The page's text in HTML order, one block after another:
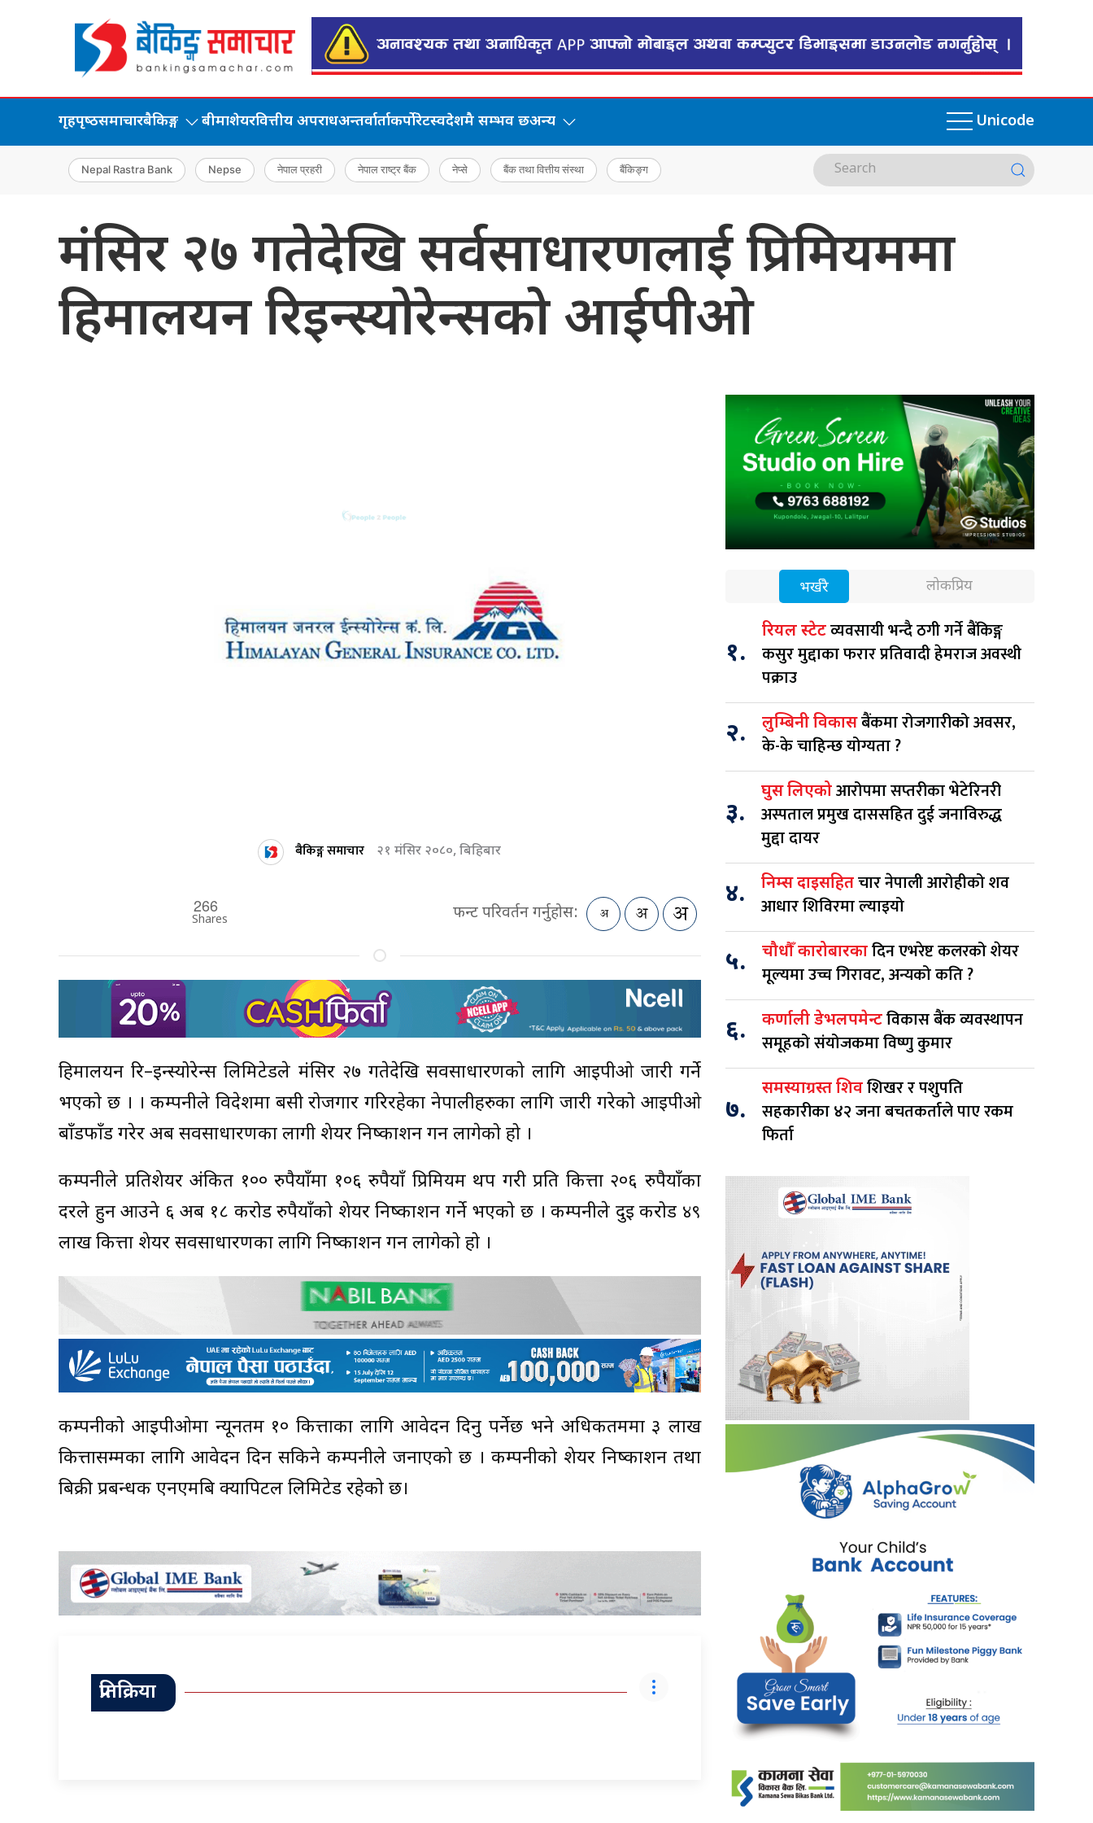
गृहपृष्‍ठसमाचारबैकिङ्ग बीमाशेयरवित्तीय अपराधअन्तर्वार्ताकर्पोरेटस्वदेशमै सम्भव छअन्य Unicode
Nepal Rastra Bank Nepse नेपाल प्रहरी नेपाल राष्ट्र बैंक नेप्से बैंक तथा वित्तीय संस्था बैंकिङ्ग
मंसिर २७ गतेदेखि सर्वसाधारणलाई प्रिमियममा
हिमालयन रिइन्स्योरेन्सको आईपीओ
बैकिङ्ग समाचार २१ मंसिर २०८०, बिहिबार
266
Shares फन्ट परिवर्तन गर्नुहोस:
हिमालयन रि–इन्स्योरेन्स लिमिटेडले मंसिर २७ गतेदेखि सर्वसाधारणको लागि आईपीओ जारी गर्ने
भएको छ । । कम्पनीले विदेशमा बसी रोजगार गरिरहेका नेपालीहरुका लागि जारी गरेको आईपीओ
बाँडफाँड गरेर अब सर्वसाधारणका लागी शेयर निष्काशन गर्न लागेको हो ।
कम्पनीले प्रतिशेयर अंकित १०० रुपैयाँमा १०६ रुपैयाँ प्रिमियम थप गरी प्रति कित्ता २०६ रुपैयाँका
दरले हुन आउने ६ अर्ब १८ करोड रुपैयाँको शेयर निष्काशन गर्ने भएको छ । कम्पनीले दुई करोड ४९
लाख कित्ता शेयर सर्वसाधारणका लागि निष्काशन गर्न लागेको हो ।
कम्पनीको आईपीओमा न्यूनतम १० कित्ताका लागि आवेदन दिनु पर्नेछ भने अधिकतममा ३ लाख
कित्तासम्मका लागि आवेदन दिन सकिने कम्पनीले जनाएको छ । कम्पनीको शेयर निष्काशन तथा
बिक्री प्रबन्धक एनएमबि क्यापिटल लिमिटेड रहेको छ।
प्रतिक्रिया
भर्खरै लोकप्रिय
१.
रियल स्टेटव्यवसायी भन्दै ठगी गर्ने बैंकिङ्ग
कसुर मुद्दाका फरार प्रतिवादी हेमराज अवस्थी
पक्राउ
२. लुम्बिनी विकासबैंकमा रोजगारीको अवसर,
के-के चाहिन्छ योग्यता ?
३.
घुस लिएकोआरोपमा सप्तरीका भेटेरिनरी
अस्पताल प्रमुख दाससहित दुई जनाविरुद्ध
मुद्दा दायर
४. निम्स दाइसहितचार नेपाली आरोहीको शव
आधार शिविरमा ल्याइयो
५. चौधौँ कारोबारकादिन एभरेष्ट कलरको शेयर
मूल्यमा उच्च गिरावट, अन्यको कति ?
६. कर्णाली डेभलपमेन्टविकास बैंक व्यवस्थापन
समूहको संयोजकमा विष्णु कुमार
७.
समस्याग्रस्त शिवशिखर र पशुपति
सहकारीका ४२ जना बचतकर्ताले पाए रकम
फिर्ता